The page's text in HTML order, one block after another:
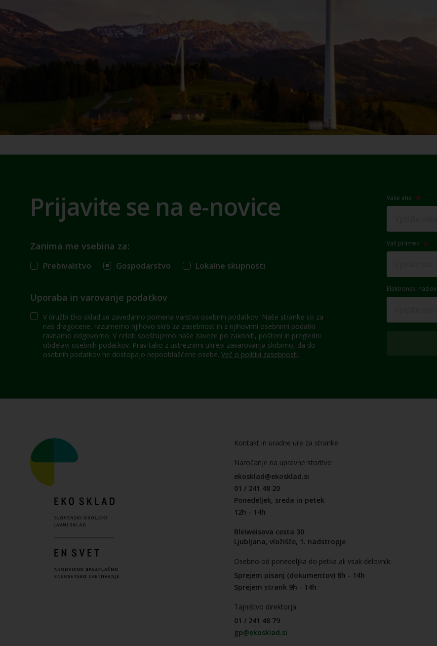
Prijavite se na e-novice
Zanima me vsebina za:
Prebivalstvo Gospodarstvo Lokalne skupnosti
Uporaba in varovanje podatkov
V družbi Eko sklad se zavedamo pomena varstva osebnih podatkov. Naše stranke so za
nas dragocene, razumemo njihovo skrb za zasebnost in z njihovimi osebnimi podatki
ravnamo odgovorno. V celoti spoštujemo naše zaveze po zakoniti, pošteni in pregledni
obdelavi osebnih podatkov. Prav tako z ustreznimi ukrepi zavarovanja skrbimo, da do
osebnih podatkov ne dostopajo nepooblaščene osebe. Več o politiki zasebnosti.
Vaše ime
Vaš priimek
Elektronski naslov
Kontakt in uradne ure za stranke
Naročanje na upravne storitve:
ekosklad@ekosklad.si
01 / 241 48 20
Ponedeljek, sreda in petek
12h - 14h
Bleiweisova cesta 30
Ljubljana, vložišče, 1. nadstropje
Osebno od ponedeljka do petka ali vsak delovnik:
Sprejem pisanj (dokumentov) 8h - 14h
Sprejem strank 9h - 14h
Tajništvo direktorja
01 / 241 48 79
gp@ekosklad.si